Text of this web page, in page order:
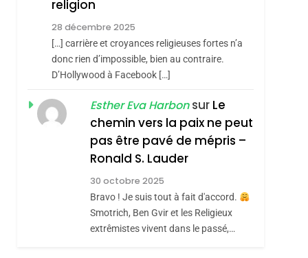
Meurtrière Selon Le
Rapport D’ADL
Contre
L’antisémitisme
FRANCE ISRAÉL
FIÈRE, DIGNE ET
RÉSILIENTE :
POURQUOI JE
REVENDIQUE MA
JUDAÏTE Par Thérèse
Zrihen-Dvir
ISRAÉL JUDAISME
CE QUI NOUS
MANQUE – Jacques
Hadida
JUDAISME
Maroc : Les Amandes
religion
28 décembre 2025
[…] carrière et croyances religieuses fortes n’a
donc rien d’impossible, bien au contraire.
D’Hollywood à Facebook […]
Esther Eva Harbonsur Le
chemin vers la paix ne peut
pas être pavé de mépris –
Ronald S. Lauder
30 octobre 2025
Bravo ! Je suis tout à fait d'accord.
Smotrich, Ben Gvir et les Religieux
extrêmistes vivent dans le passé,…